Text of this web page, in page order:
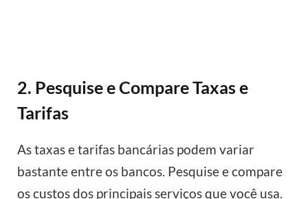
2. Pesquise e Compare Taxas e
Tarifas
As taxas e tarifas bancárias podem variar
bastante entre os bancos. Pesquise e compare
os custos dos principais serviços que você usa.